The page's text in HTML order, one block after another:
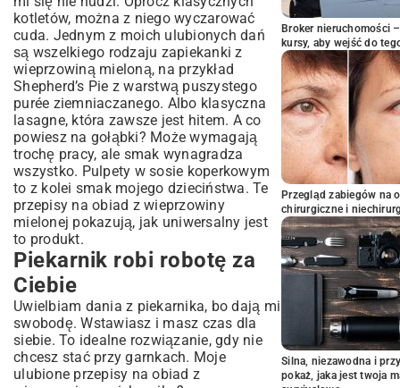
kotletów, można z niego wyczarować
cuda. Jednym z moich ulubionych dań
są wszelkiego rodzaju zapiekanki z
wieprzowiną mieloną, na przykład
Shepherd’s Pie z warstwą puszystego
purée ziemniaczanego. Albo klasyczna
lasagne, która zawsze jest hitem. A co
powiesz na gołąbki? Może wymagają
trochę pracy, ale smak wynagradza
wszystko. Pulpety w sosie koperkowym
to z kolei smak mojego dzieciństwa. Te
przepisy na obiad z wieprzowiny
mielonej pokazują, jak uniwersalny jest
to produkt.
Piekarnik robi robotę za
Ciebie
Uwielbiam dania z piekarnika, bo dają mi
swobodę. Wstawiasz i masz czas dla
siebie. To idealne rozwiązanie, gdy nie
chcesz stać przy garnkach. Moje
ulubione przepisy na obiad z
Broker nieruchomości
kursy, aby wejść do
Przegląd zabiegów na
chirurgiczne i
Silna, niezawodna i
pokaż, jaka jest twoja